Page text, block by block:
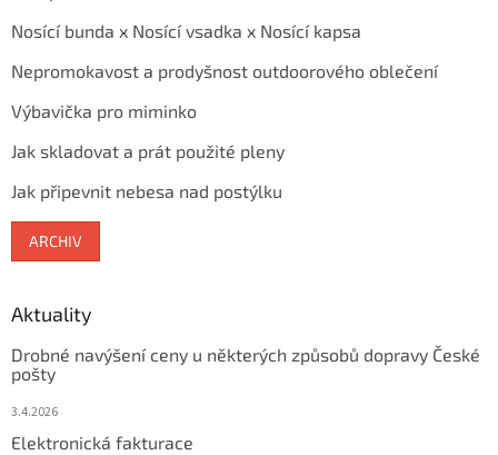
Nosící bunda x Nosící vsadka x Nosící kapsa
Nepromokavost a prodyšnost outdoorového oblečení
Výbavička pro miminko
Jak skladovat a prát použité pleny
Jak připevnit nebesa nad postýlku
ARCHIV
Aktuality
Drobné navýšení ceny u některých způsobů dopravy České
pošty
3.4.2026
Elektronická fakturace